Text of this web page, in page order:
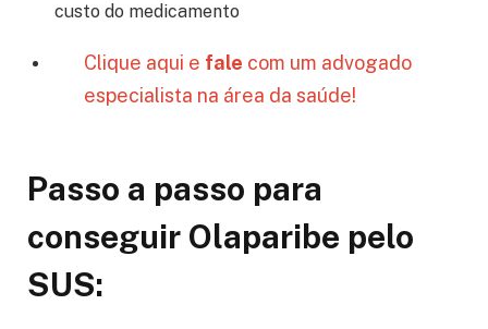
custo do medicamento
Clique aqui e fale com um advogado
especialista na área da saúde!
Passo a passo para
conseguir Olaparibe pelo
SUS: